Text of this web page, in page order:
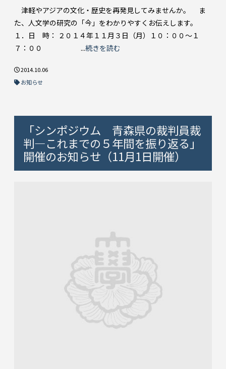
津軽やアジアの文化・歴史を再発見してみませんか。 ま
た、人文学の研究の「今」をわかりやすくお伝えします。
１．日 時： ２０１４年１１月３日（月）１０：００～１
７：００ ...続きを読む
2014.10.06
お知らせ
「シンポジウム 青森県の裁判員裁
判―これまでの５年間を振り返る」
開催のお知らせ（11月1日開催）